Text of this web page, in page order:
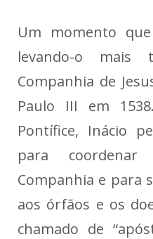
Um momento
levando-o
Companhia de
Paulo III em
Pontífice, Inácio
para
Companhia e para
aos órfãos e os
chamado de